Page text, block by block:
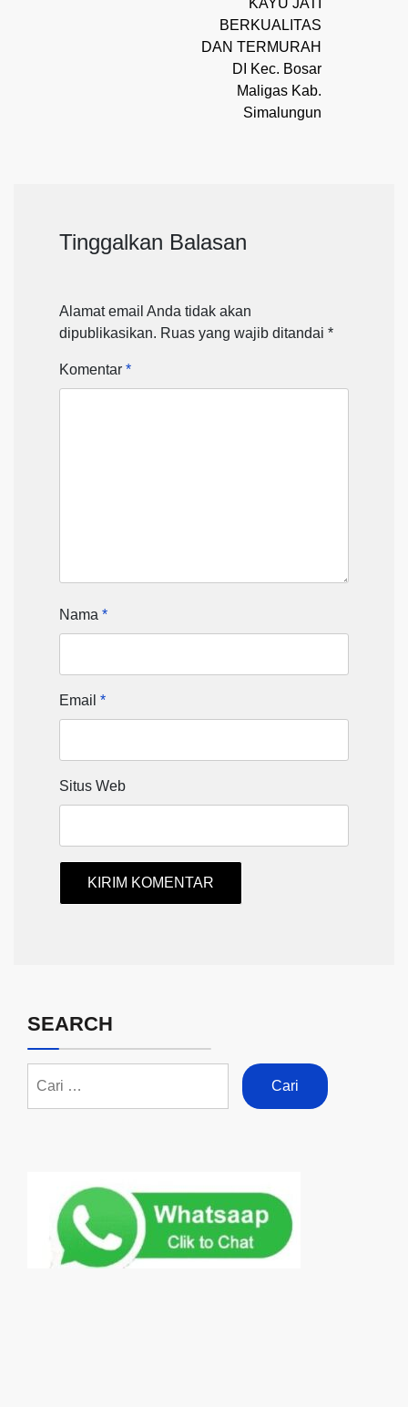
BERKUALITAS
DAN TERMURAH
DI Kec. Bosar
Maligas Kab.
Simalungun
Tinggalkan Balasan
Alamat email Anda tidak akan
dipublikasikan. Ruas yang wajib ditandai *
Komentar *
Nama *
Email *
Situs Web
SEARCH